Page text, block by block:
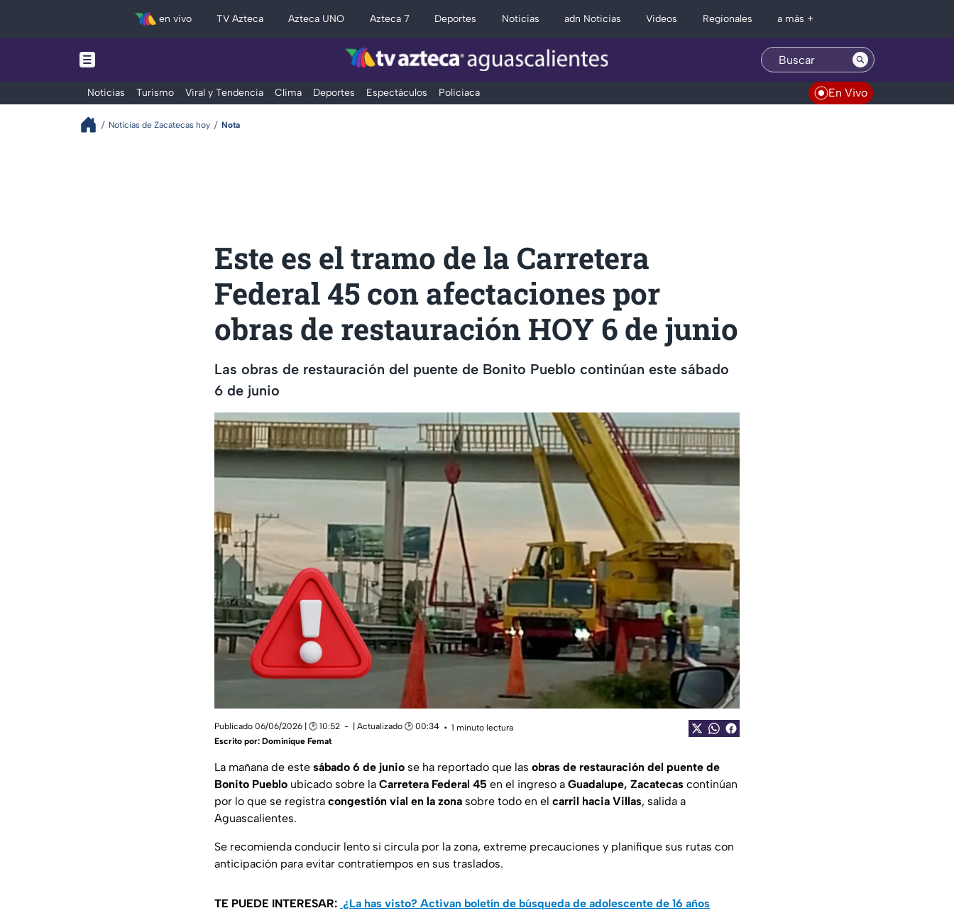
en vivo TV Azteca Azteca UNO Azteca 7 Deportes Noticias adn Noticias Videos Regionales a más +
Noticias Turismo Viral y Tendencia Clima Deportes Espectáculos Policiaca En Vivo
Noticias de Zacatecas hoy Nota
Este es el tramo de la Carretera
Federal 45 con afectaciones por
obras de restauración HOY 6 de junio
Las obras de restauración del puente de Bonito Pueblo continúan este sábado
6 de junio
Publicado 06/06/2026 | 🕑 10:52 | Actualizado 🕑 00:34
1 minuto lectura
Escrito por: Dominique Femat
La mañana de este sábado 6 de junio se ha reportado que las obras de restauración del puente de
Bonito Pueblo ubicado sobre la Carretera Federal 45 en el ingreso a Guadalupe, Zacatecas continúan
por lo que se registra congestión vial en la zona sobre todo en el carril hacia Villas, salida a
Aguascalientes.
Se recomienda conducir lento si circula por la zona, extreme precauciones y planifique sus rutas con
anticipación para evitar contratiempos en sus traslados.
TE PUEDE INTERESAR: ¿La has visto? Activan boletín de búsqueda de adolescente de 16 años